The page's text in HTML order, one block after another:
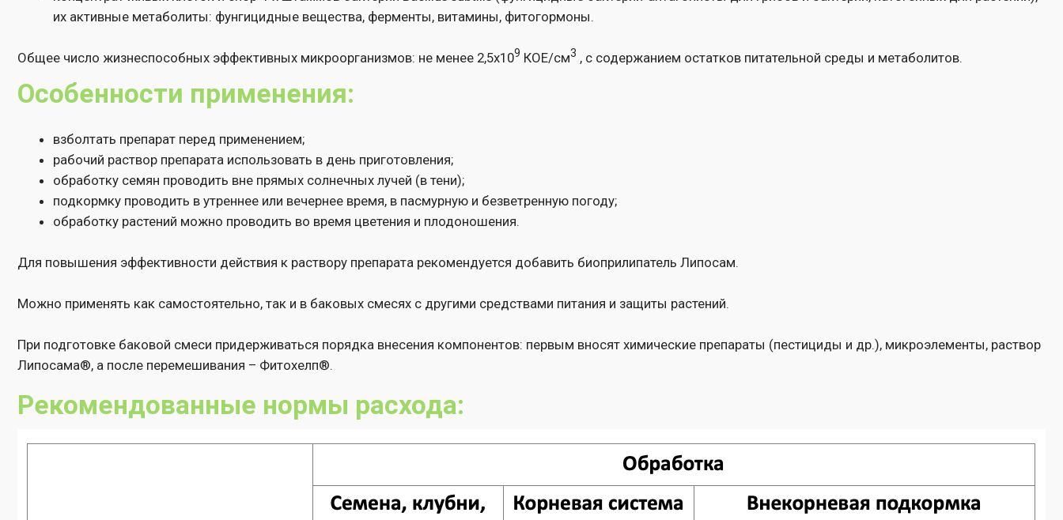
рабочий раствор препарата использовать в день приготовления;
обработку семян проводить вне прямых солнечных лучей (в тени);
подкормку проводить в утреннее или вечернее время, в пасмурную и безветренную погоду;
обработку растений можно проводить во время цветения и плодоношения.
Для повышения эффективности действия к раствору препарата рекомендуется добавить биоприлипатель Липосам.
Можно применять как самостоятельно, так и в баковых смесях с другими средствами питания и защиты растений.
При подготовке баковой смеси придерживаться порядка внесения компонентов: первым вносят химические препараты (пестициды и др.), микроэлементы, раствор
Липосама®, а после перемешивания – Фитохелп®.
Рекомендованные нормы расхода: